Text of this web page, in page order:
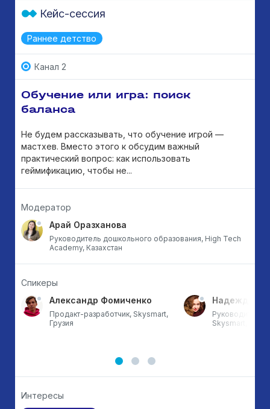
Раннее детство
Кейс-сессия
Канал 2
Обучение или игра: поиск
баланса
Не будем рассказывать, что обучение игрой —
мастхев. Вместо этого к обсудим важный
практический вопрос: как использовать
геймификацию, чтобы не...
Модератор
Арай Оразханова
Руководитель дошкольного образования, High Tech
Academy, Казахстан
Спикеры
Александр Фомиченко
Продакт-разработчик, Skysmart,
Грузия
Надежда
Руководитель
Skysmart,
Интересы